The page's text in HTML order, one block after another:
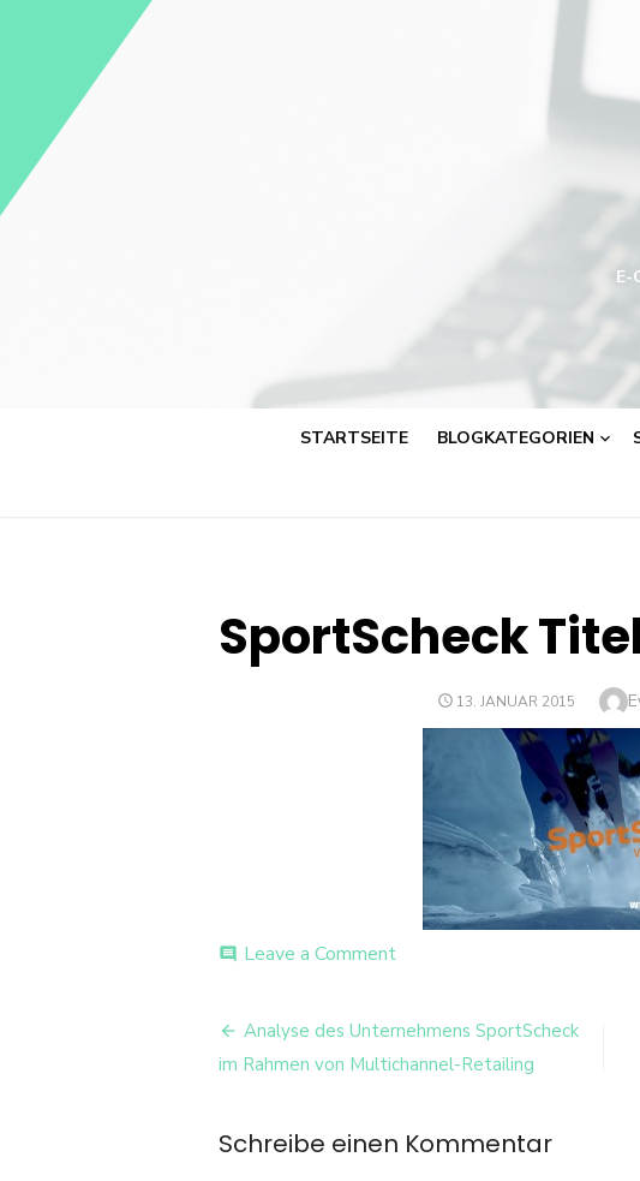
E-
STARTSEITE BLOGKATEGORIEN
SportScheck
POSTED
13. JANUAR 2015
comment Leave a Commenton
Beitrags-
Navigation
Analyse des Unternehmens SportScheck
im Rahmen von Multichannel-Retailing
Schreibe einen Kommentar